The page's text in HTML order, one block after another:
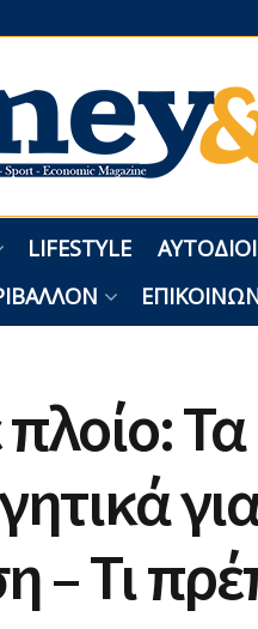
LIFESTYLE
πλοίο: Τα
– Τι